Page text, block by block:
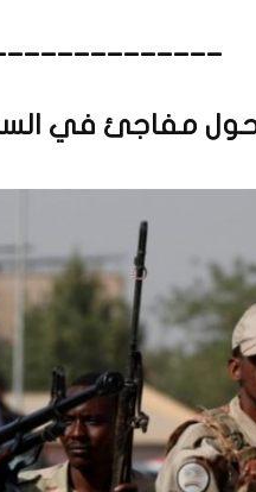
مفاجئ في